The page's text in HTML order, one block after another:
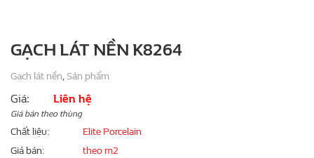
GẠCH LÁT NỀN K8264
Gạch lát nền, Sản phẩm
Giá: Liên hệ
Giá bán theo thùng
Chất liệu
Elite Porcelain
Giá bán
theo m2